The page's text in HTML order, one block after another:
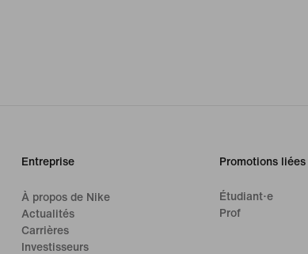
Entreprise
À propos de Nike
Actualités
Carrières
Investisseurs
Promotions
Étudiant·e
Prof